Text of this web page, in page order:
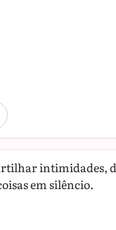
intimidades,
em silêncio.